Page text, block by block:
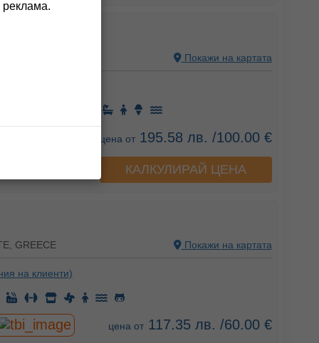
Покажи на картата
цена от195.58 лв. /100.00 €
КАЛКУЛИРАЙ ЦЕНА
GREECE Покажи на картата
на клиенти)
цена от117.35 лв. /60.00 €
реклама.